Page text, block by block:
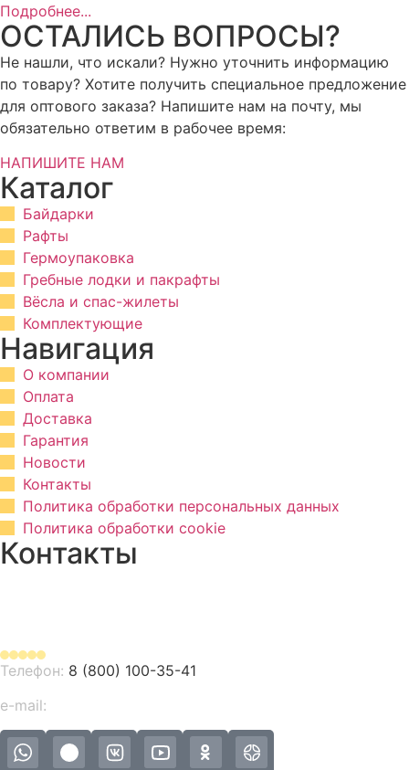
Подробнее...
ОСТАЛИСЬ ВОПРОСЫ?
Не нашли, что искали? Нужно уточнить информацию
по товару? Хотите получить специальное предложение
для оптового заказа? Напишите нам на почту, мы
обязательно ответим в рабочее время:
НАПИШИТЕ НАМ
Каталог
Байдарки
Рафты
Гермоупаковка
Гребные лодки и пакрафты
Вёсла и спас-жилеты
Комплектующие
Навигация
О компании
Оплата
Доставка
Гарантия
Новости
Контакты
Политика обработки персональных данных
Политика обработки cookie
Контакты
Телефон: 8 (800) 100-35-41
e-mail: